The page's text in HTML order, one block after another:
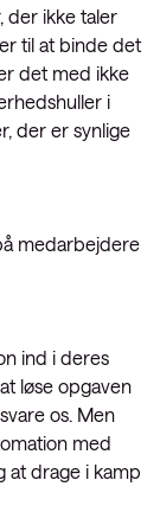
der ikke taler
til at binde det
det med ikke
i
der er synlige
medarbejdere
ind i deres
løse opgaven
os. Men
med
at drage i kamp